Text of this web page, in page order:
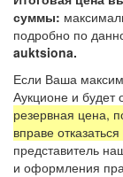
суммы:
подробно по
auktsiona.
Если Ваша
Аукционе и будет
резервная цена,
вправе
представитель
и оформления